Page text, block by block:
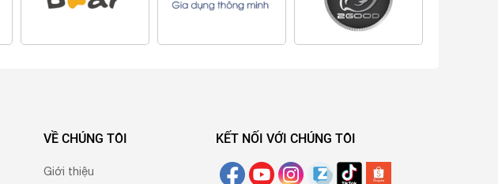
VỀ CHÚNG TÔI
Giới thiệu
KẾT NỐI VỚI CHÚNG TÔI